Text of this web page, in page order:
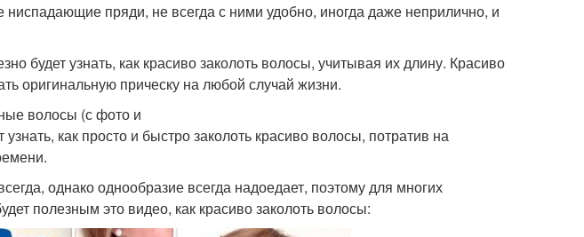
пряди, не всегда с ними удобно, иногда даже неприлично, и
будет узнать, как красиво заколоть волосы, учитывая их длину. Красиво
оригинальную прическу на любой случай жизни.
волосы (с фото и
как просто и быстро заколоть красиво волосы, потратив на
однако однообразие всегда надоедает, поэтому для многих
полезным это видео, как красиво заколоть волосы: